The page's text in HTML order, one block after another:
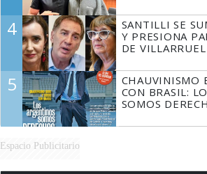
4
SANTILLI SE
Y PRESIONA
DE VILLARRUEL
5
CHAUVINISMO
CON BRASIL:
SOMOS
Espacio Publicitario